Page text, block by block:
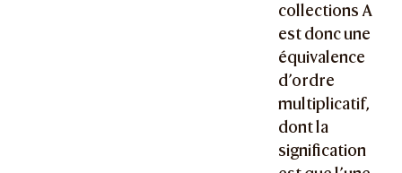
collections A
est donc une
équivalence
d’ordre
multiplicatif,
dont la
signification